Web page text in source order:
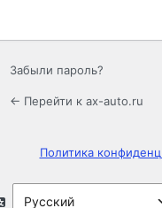
Забыли пароль?
← Перейти к ax-auto.ru
Политика
Язык